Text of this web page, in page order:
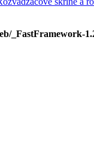
_FastFramework-